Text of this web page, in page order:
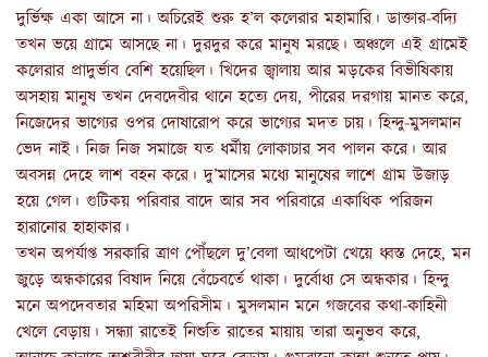
দুর্ভিক্ষ একা আসে না। অচিরেই শুরু হ’ল কলেরার মহামারি। ডাক্তার-বদ্যি
তখন ভয়ে গ্রামে আসছে না। দুরদুর করে মানুষ মরছে। অঞ্চলে এই গ্রামেই
কলেরার প্রাদুর্ভাব বেশি হয়েছিল। খিদের জ্বালায় আর মড়কের বিভীষিকায়
অসহায় মানুষ তখন দেবদেবীর থানে হত্যে দেয়, পীরের দরগায় মানত করে,
নিজেদের ভাগ্যের ওপর দোষারোপ করে ভাগ্যের মদত চায়। হিন্দু-মুসলমান
ভেদ নাই। নিজ নিজ সমাজে যত ধর্মীয় লোকাচার সব পালন করে। আর
অবসন্ন দেহে লাশ বহন করে। দু’মাসের মধ্যে মানুষের লাশে গ্রাম উজাড়
হয়ে গেল। গুটিকয় পরিবার বাদে আর সব পরিবারে একাধিক পরিজন
হারানোর হাহাকার।
তখন অপর্যাপ্ত সরকারি ত্রাণ পৌঁছলে দু’বেলা আধপেটা খেয়ে ধ্বস্ত দেহে, মন
জুড়ে অন্ধকারের বিষাদ নিয়ে বেঁচেবর্তে থাকা। দুর্বোধ্য সে অন্ধকার। হিন্দু
মনে অপদেবতার মহিমা অপরিসীম। মুসলমান মনে গজবের কথা-কাহিনী
খেলে বেড়ায়। সন্ধ্যা রাতেই নিশুতি রাতের মায়ায় তারা অনুভব করে,